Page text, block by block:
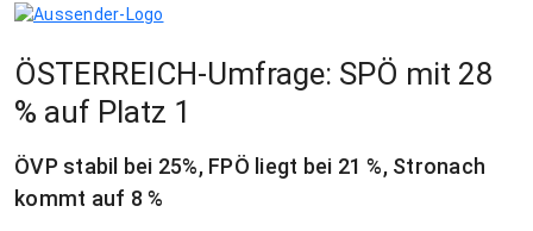
ÖSTERREICH-Umfrage: SPÖ mit 28
% auf Platz 1
ÖVP stabil bei 25%, FPÖ liegt bei 21 %, Stronach
kommt auf 8 %